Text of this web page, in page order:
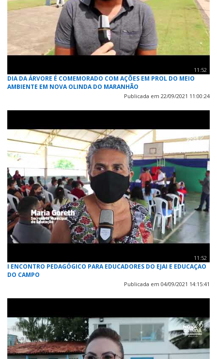
11:52
DIA DA ÁRVORE É COMEMORADO COM AÇÕES EM PROL DO MEIO
AMBIENTE EM NOVA OLINDA DO MARANHÃO
Publicada em 22/09/2021 11:00:24
11:52
I ENCONTRO PEDAGÓGICO PARA EDUCADORES DO EJAI E EDUCAÇAO
DO CAMPO
Publicada em 04/09/2021 14:15:41